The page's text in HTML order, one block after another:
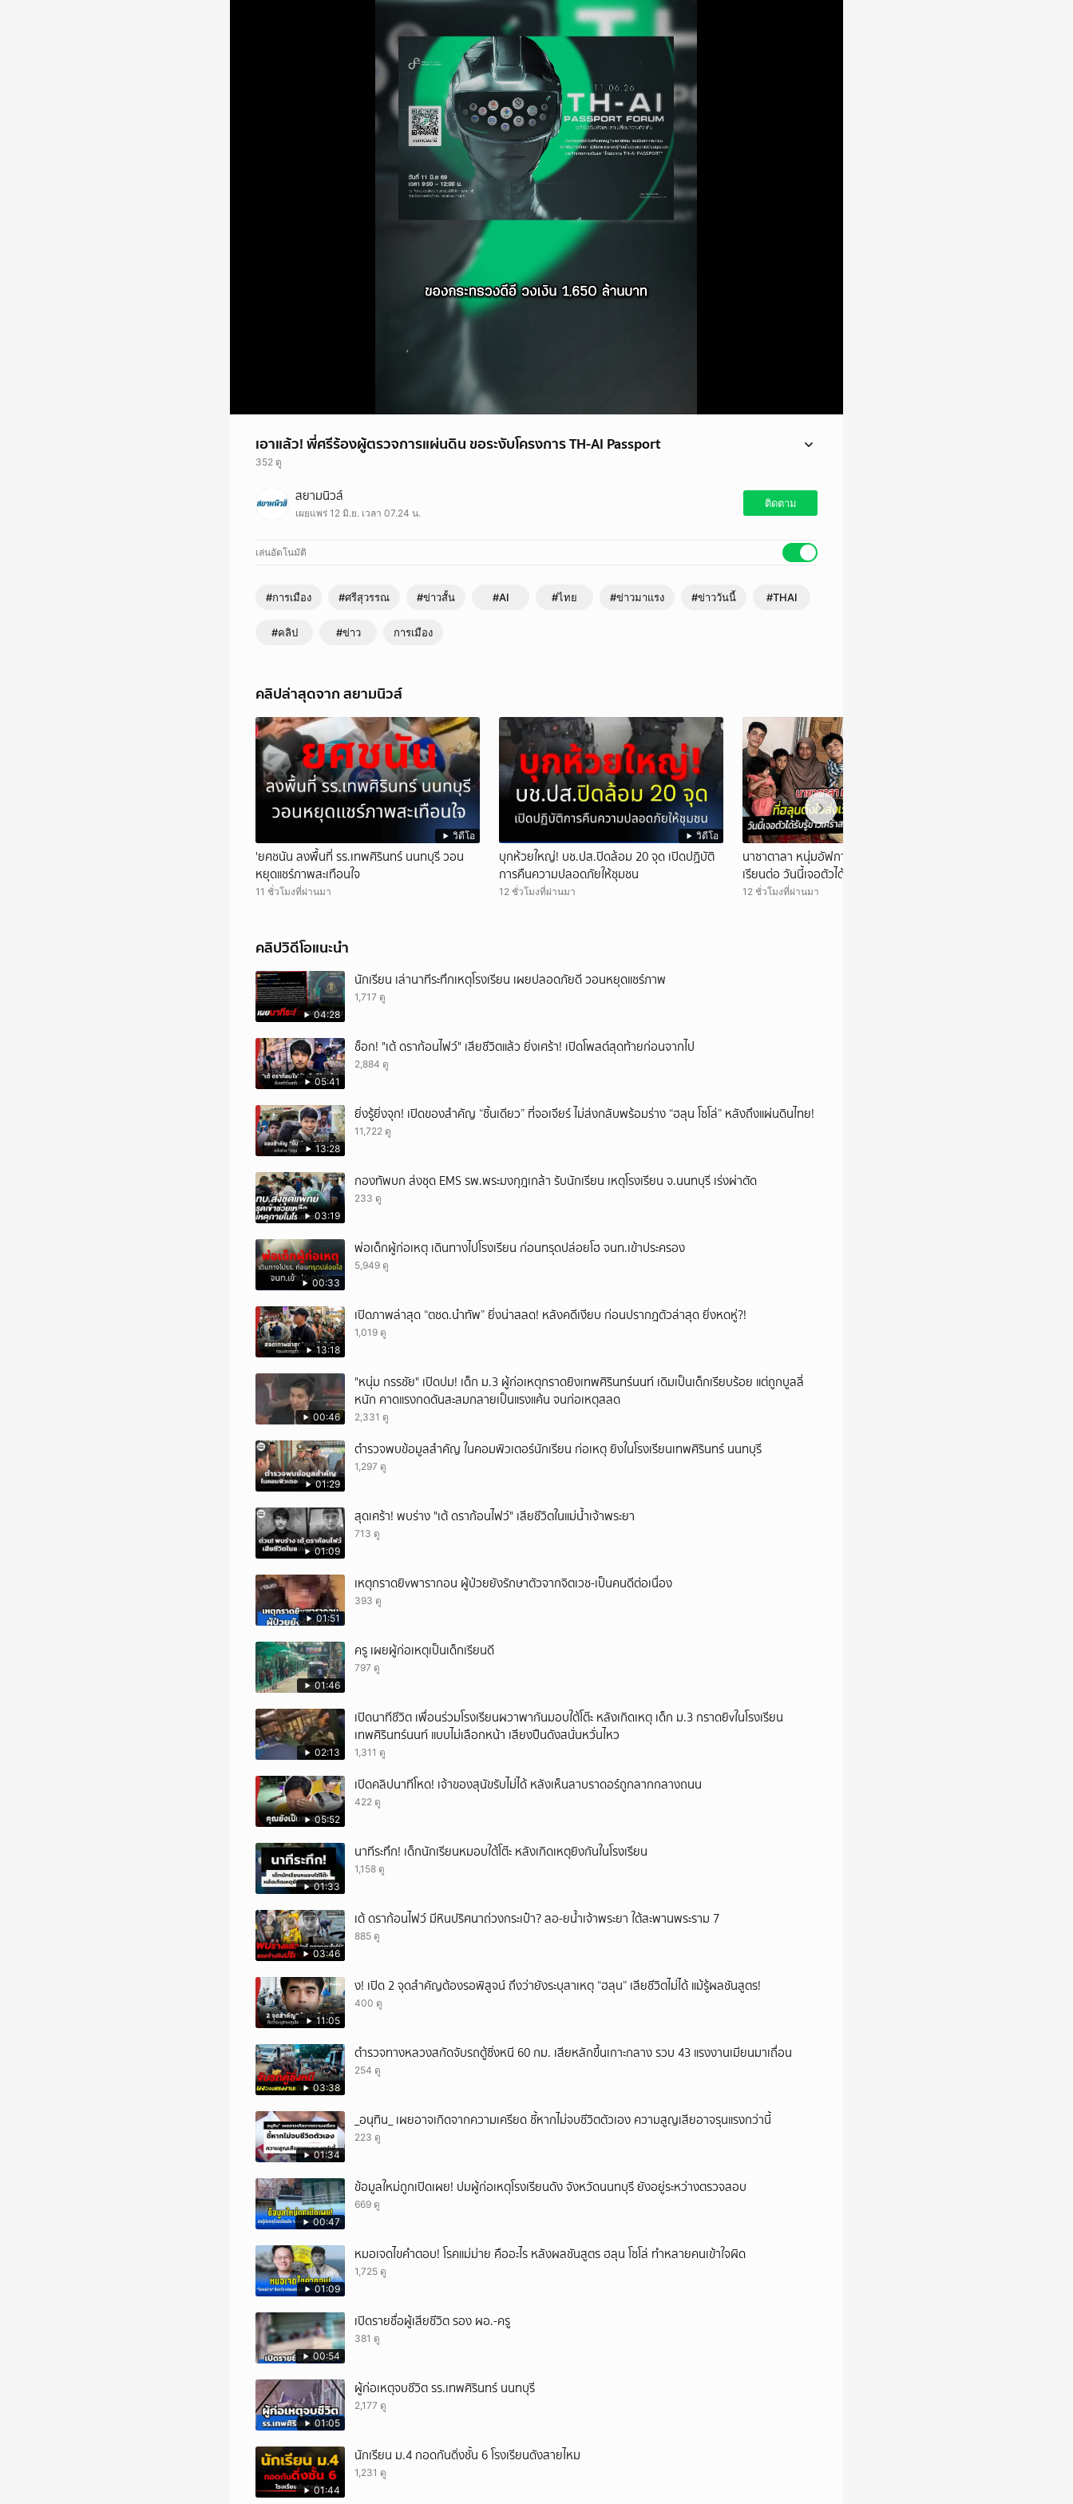
เอาแล้ว! พี่ศรีร้องผู้ตรวจการแผ่นดิน ขอระงับโครงการ TH-AI Passport
352 ดู
วงเงิน 1,650 ล้านบาท
สยามนิวส์
เผยแพร่ 12 มิ.ย. เวลา 07.24 น.
ติดตาม
เล่นอัตโนมัติ
#การเมือง #ศรีสุวรรณ #ข่าวสั้น #AI #ไทย #ข่าวมาแรง #ข่าววันนี้ #THAI
#คลิป #ข่าว การเมือง
คลิปล่าสุดจาก สยามนิวส์
วิดีโอ
'ยศชนัน ลงพื้นที่ รร.เทพศิรินทร์ นนทบุรี วอน
หยุดแชร์ภาพสะเทือนใจ
11 ชั่วโมงที่ผ่านมา
วิดีโอ
บุกห้วยใหญ่! บช.ปส.ปิดล้อม 20 จุด เปิดปฏิบัติ
การคืนความปลอดภัยให้ชุมชน
12 ชั่วโมงที่ผ่านมา
นาซาตาลา หนุ่มอัฟกานิสถาน ที่ฮลุนตั้งใจส่ง
เรียนต่อ วันนี้เจอตัวได้รับรู้สวดภาวนาให้ฮลุน
12 ชั่วโมงที่ผ่านมา
คลิปวิดีโอแนะนำ
04:28
นักเรียน เล่านาทีระทึกเหตุโรงเรียน เผยปลอดภัยดี วอนหยุดแชร์ภาพ
1,717 ดู
05:41
ช็อก! "เต้ ดราก้อนไฟว์" เสียชีวิตแล้ว ยิ่งเศร้า! เปิดโพสต์สุดท้ายก่อนจากไป
2,884 ดู
13:28
ยิ่งรู้ยิ่งจุก! เปิดของสำคัญ “ชิ้นเดียว” ที่จอเจียร์ ไม่ส่งกลับพร้อมร่าง “ฮลุน โซโล่” หลังถึงแผ่นดินไทย!
11,722 ดู
03:19
กองทัพบก ส่งชุด EMS รพ.พระมงกุฎเกล้า รับนักเรียน เหตุโรงเรียน จ.นนทบุรี เร่งผ่าตัด
233 ดู
00:33
พ่อเด็กผู้ก่อเหตุ เดินทางไปโรงเรียน ก่อนทรุดปล่อยโฮ จนท.เข้าประครอง
5,949 ดู
13:18
เปิดภาพล่าสุด “ตชด.นำทัพ” ยิ่งน่าสลด! หลังคดีเงียบ ก่อนปรากฎตัวล่าสุด ยิ่งหดหู่?!
1,019 ดู
00:46
"หนุ่ม กรรชัย" เปิดปม! เด็ก ม.3 ผู้ก่อเหตุกราดยิงเทพศิรินทร์นนท์ เดิมเป็นเด็กเรียบร้อย แต่ถูกบูลลี่
หนัก คาดแรงกดดันสะสมกลายเป็นแรงแค้น จนก่อเหตุสลด
2,331 ดู
01:29
ตำรวจพบข้อมูลสำคัญ ในคอมพิวเตอร์นักเรียน ก่อเหตุ ยิงในโรงเรียนเทพศิรินทร์ นนทบุรี
1,297 ดู
01:09
สุดเศร้า! พบร่าง "เต้ ดราก้อนไฟว์" เสียชีวิตในแม่น้ำเจ้าพระยา
713 ดู
01:51
เหตุกราดยิvพารากอน ผู้ป่วยยังรักษาตัวจากจิตเวช-เป็นคนดีต่อเนื่อง
393 ดู
01:46
ครู เผยผู้ก่อเหตุเป็นเด็กเรียนดี
797 ดู
02:13
เปิดนาทีชีวิต เพื่อนร่วมโรงเรียนผวาพากันมอบใต้โต๊ะ หลังเกิดเหตุ เด็ก ม.3 กราดยิvในโรงเรียน
เทพศิรินทร์นนท์ แบบไม่เลือกหน้า เสียงปืนดังสนั่นหวั่นไหว
1,311 ดู
05:52
เปิดคลิปนาทีโหด! เจ้าของสุนัขรับไม่ได้ หลังเห็นลาบราดอร์ถูกลากกลางถนน
422 ดู
01:33
นาทีระทึก! เด็กนักเรียนหมอบใต้โต๊ะ หลังเกิดเหตุยิงกันในโรงเรียน
1,158 ดู
03:46
เต้ ดราก้อนไฟว์ มีหินปริศนาถ่วงกระเป๋า? ลอ-ยน้ำเจ้าพระยา ใต้สะพานพระราม 7
885 ดู
11:05
ึ้ง! เปิด 2 จุดสำคัญต้องรอพิสูจน์ ถึงว่ายังระบุสาเหตุ “ฮลุน” เสียชีวิตไม่ได้ แม้รู้ผลชันสูตร!
400 ดู
03:38
ตำรวจทางหลวงสกัดจับรถตู้ซิ่งหนี 60 กม. เสียหลักขึ้นเกาะกลาง รวบ 43 แรงงานเมียนมาเถื่อน
254 ดู
01:34
_อนุทิน_ เผยอาจเกิดจากความเครียด ชี้หากไม่จบชีวิตตัวเอง ความสูญเสียอาจรุนแรงกว่านี้
223 ดู
00:47
ข้อมูลใหม่ถูกเปิดเผย! ปมผู้ก่อเหตุโรงเรียนดัง จังหวัดนนทบุรี ยังอยู่ระหว่างตรวจสอบ
669 ดู
01:09
หมอเจดไขคำตอบ! โรคแม่ม่าย คืออะไร หลังผลชันสูตร ฮลุน โซโล่ ทำหลายคนเข้าใจผิด
1,725 ดู
00:54
เปิดรายชื่อผู้เสียชีวิต รอง ผอ.-ครู
381 ดู
01:05
ผู้ก่อเหตุจบชีวิต รร.เทพศิรินทร์ นนทบุรี
2,177 ดู
01:44
นักเรียน ม.4 กอดกันดิ่งชั้น 6 โรงเรียนดังสายไหม
1,231 ดู
ยกเลิก